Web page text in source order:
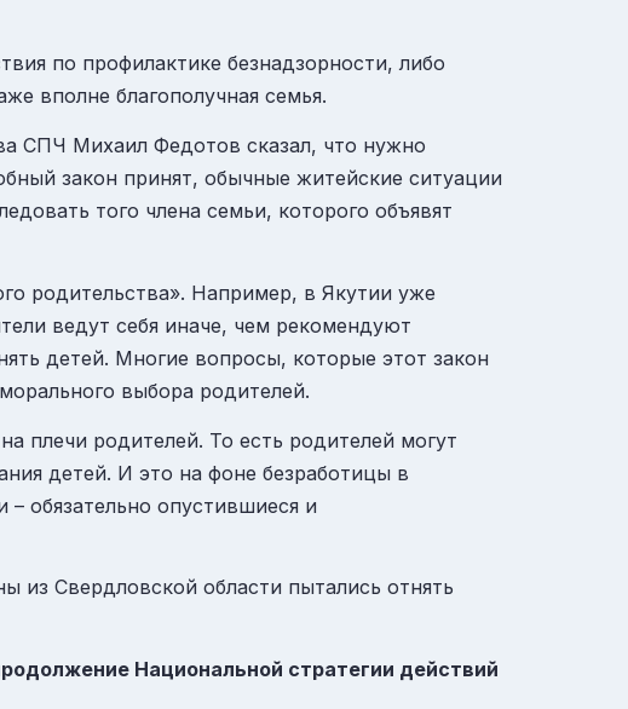
по профилактике безнадзорности, либо
вполне благополучная семья.
СПЧ Михаил Федотов сказал, что нужно
закон принят, обычные житейские ситуации
того члена семьи, которого объявят
родительства». Например, в Якутии уже
ведут себя иначе, чем рекомендуют
детей. Многие вопросы, которые этот закон
выбора родителей.
плечи родителей. То есть родителей могут
детей. И это на фоне безработицы в
обязательно опустившиеся и
Свердловской области пытались отнять
Национальной стратегии действий